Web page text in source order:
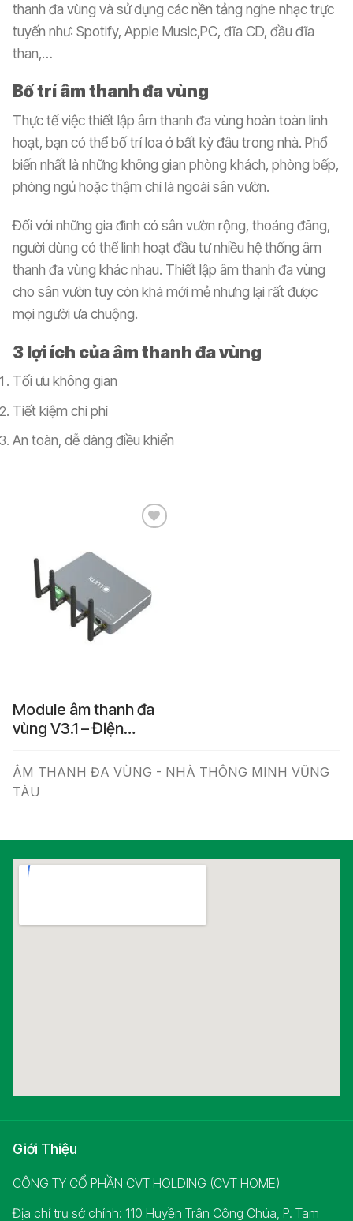
thanh đa vùng và sử dụng các nền tảng nghe nhạc trực
tuyến như: Spotify, Apple Music,PC, đĩa CD, đầu đĩa
than,…
Bố trí âm thanh đa vùng
Thực tế việc thiết lập âm thanh đa vùng hoàn toàn linh
hoạt, bạn có thể bố trí loa ở bất kỳ đâu trong nhà. Phổ
biến nhất là những không gian phòng khách, phòng bếp,
phòng ngủ hoặc thậm chí là ngoài sân vườn.
Đối với những gia đình có sân vườn rộng, thoáng đãng,
người dùng có thể linh hoạt đầu tư nhiều hệ thống âm
thanh đa vùng khác nhau. Thiết lập âm thanh đa vùng
cho sân vườn tuy còn khá mới mẻ nhưng lại rất được
mọi người ưa chuộng.
3 lợi ích của âm thanh đa vùng
Tối ưu không gian
Tiết kiệm chi phí
An toàn, dễ dàng điều khiển
Wishlist
Module âm thanh đa
vùng V3.1 – Điện
ÂM THANH ĐA VÙNG - NHÀ THÔNG MINH VŨNG
TÀU
Giới Thiệu
CÔNG TY CỔ PHẦN CVT HOLDING (CVT HOME)
Địa chỉ trụ sở chính: 110 Huyền Trân Công Chúa, P. Tam